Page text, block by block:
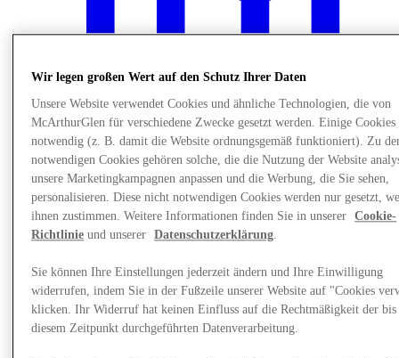
Wir legen großen Wert auf den Schutz Ihrer Daten
Unsere Website verwendet Cookies und ähnliche Technologien, die von
McArthurGlen für verschiedene Zwecke gesetzt werden. Einige Cookies
notwendig (z. B. damit die Website ordnungsgemäß funktioniert). Zu
notwendigen Cookies gehören solche, die die Nutzung der Website
unsere Marketingkampagnen anpassen und die Werbung, die Sie sehen,
personalisieren. Diese nicht notwendigen Cookies werden nur gesetzt,
ihnen zustimmen. Weitere Informationen finden Sie in unserer
Cookie-
Richtlinie und unserer Datenschutzerklärung.
Sie können Ihre Einstellungen jederzeit ändern und Ihre Einwilligung
widerrufen, indem Sie in der Fußzeile unserer Website auf "Cookies
klicken. Ihr Widerruf hat keinen Einfluss auf die Rechtmäßigkeit der bis
diesem Zeitpunkt durchgeführten Datenverarbeitung.